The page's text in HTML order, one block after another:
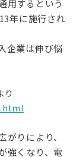
用するという
年に施行され
企業は伸び悩
り
りにより、
強くなり、電